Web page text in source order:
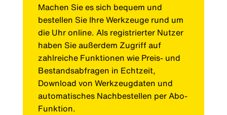
Machen Sie es sich bequem und
bestellen Sie Ihre Werkzeuge rund um
die Uhr online. Als registrierter Nutzer
haben Sie außerdem Zugriff auf
zahlreiche Funktionen wie Preis- und
Bestandsabfragen in Echtzeit,
Download von Werkzeugdaten und
automatisches Nachbestellen per Abo-
Funktion.